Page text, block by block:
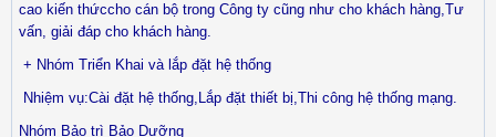
cao kiến thứccho cán bộ trong Công ty cũng như cho khách hàng,Tư
vấn, giải đáp cho khách hàng.
+ Nhóm Triển Khai và lắp đặt hệ thống
Nhiệm vụ:Cài đặt hệ thống,Lắp đặt thiết bị,Thi công hệ thống mạng.
Nhóm Bảo trì Bảo Dưỡng